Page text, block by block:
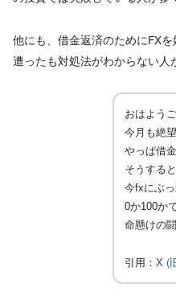
他にも、借金返済のためにFX
遭ったも対処法がわからない人
おはよう
今月も絶
やっぱ借
そうする
今fxにぶ
0か100か
命懸けの
引用： X (